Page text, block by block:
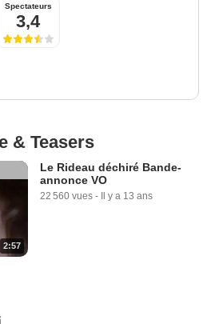
Spectateurs
3,4
& Teasers
2:57
Le Rideau déchiré Bande-
annonce VO
22 560 vues - Il y a 13 ans